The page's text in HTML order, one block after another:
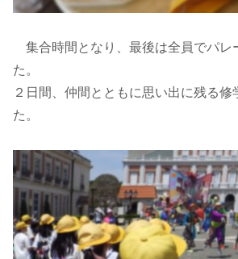
集合時間となり、最後は全員でパレ
た。
２日間、仲間とともに思い出に残る修
た。